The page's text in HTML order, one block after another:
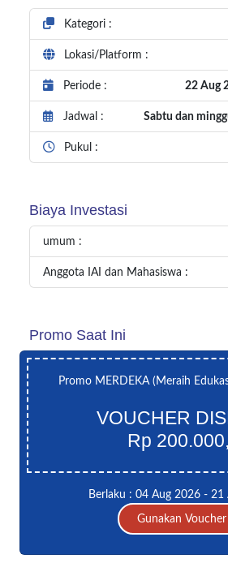
Kategori :
Lokasi/Platform :
Periode : 22 Aug
Jadwal : Sabtu dan
Pukul :
Biaya Investasi
umum :
Anggota IAI dan Mahasiswa :
Promo Saat Ini
Promo MERDEKA (Meraih
VOUCHER
Rp
Berlaku : 04 Aug 2026 - 21
Gunakan Voucher